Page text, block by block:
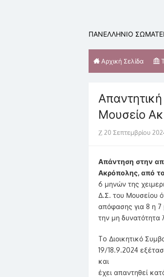
ΠΑΝΕΛΛΗΝΙΟ
Αρχική Σελίδα
Μουσείο
Posted
20 Σεπτεμβρίου
Απάντηση στην
Ακρόπολης, από
6 μηνών της
Δ.Σ. του Μουσείου
απόφασης για 8 η
την μη δυνατότητα
To Διοικητικό
19/18.9.2024
και
έχει απαντηθεί